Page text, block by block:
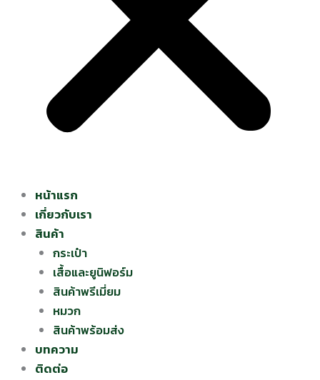
หน้าแรก
เกี่ยวกับเรา
สินค้า
กระเป๋า
เสื้อและยูนิฟอร์ม
สินค้าพรีเมี่ยม
หมวก
สินค้าพร้อมส่ง
บทความ
ติดต่อ